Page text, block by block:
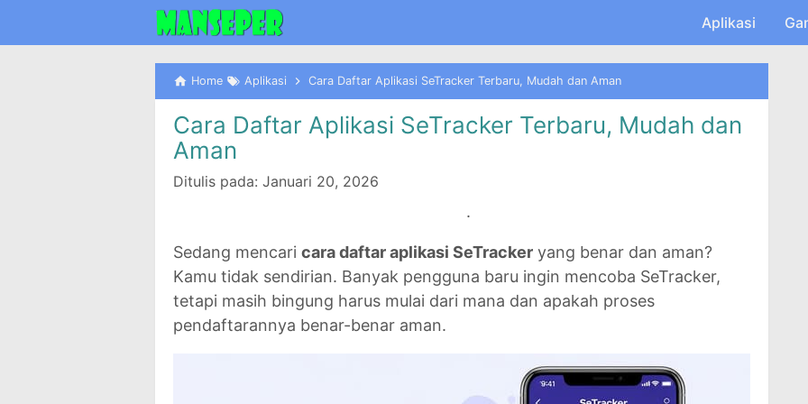
Aplikasi
Home Aplikasi Cara Daftar Aplikasi SeTracker Terbaru, Mudah dan Aman
Cara Daftar Aplikasi SeTracker Terbaru, Mudah dan
Aman
Ditulis pada: Januari 20, 2026
.
Sedang mencari cara daftar aplikasi SeTracker yang benar dan aman?
Kamu tidak sendirian. Banyak pengguna baru ingin mencoba SeTracker,
tetapi masih bingung harus mulai dari mana dan apakah proses
pendaftarannya benar-benar aman.